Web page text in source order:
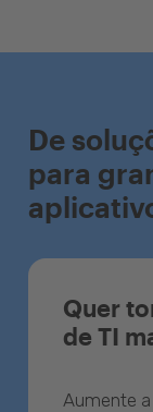
De
para
Quer
de TI
Aumente